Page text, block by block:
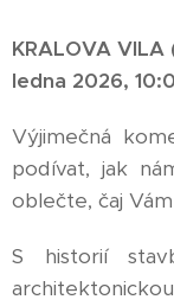
KRALOVA
ledna 2026,
Výjimečná
podívat, jak
oblečte, čaj
S historií